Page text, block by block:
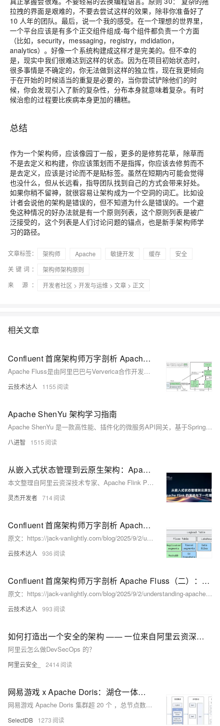
拉拽的界面是艰难的，不要去尝试这样的效果，除非你准备好了
10 人年的团队。 最后，说一个我的感受。在一个理想的世界里，
一个平台应该是有多个正交组件组成-每个组件都负责一个方面
（比如，security，messaging，registry，mdidation，
analytics）。好像一个系统构建成这样才是完美的。 但不幸的
是，现实中我们很难达到这样的状态。因为在项目初始状态时，
很多事情是不确定的，你无法做到这样的独立性，现在我更倾向
于在开始的时候适当的重复是必要的，当你尝试铲除他们的时
候，你会发现引入了新的复杂性，分布本身就意味着复杂。有时
候治愈的过程要比疾病本身更加的糟糕。
总结
作为一个架构师，应该像园丁一般，更多的是修剪花草，除草而
不是去定义和构建，你应该策划而不是指挥，你应该去修剪而不
是去定义，应该是讨论而不是贴标签。 虽然在短期内可能会觉得
也没什么，但从长远看，指导团队找到自己的方式会带来好处。
如果你稍不留神，就很容易让架构成为一个空洞的词汇。比如设
计者会说他的架构是错误的，但不知道为什么是错误的。一个避
免这种情况的好办法就是有一个原则列表，这个原则列表是被广
泛接受的，这个列表是人们讨论问题的锚点，也是新手架构师学
习的路径。
文章标签： 架构师 Apache 敏捷开发 缓存
安全
关键词：
架构师架构原则
来 源：
开发者社区 > 开发与运维 > 文章 > 正文
相关文章
Confluent 首席架构师万字剖析 Apache Fluss（一）：核心概念
Apache Fluss是由阿里巴巴与Ververica合作开发的Flink表存储引擎，旨在提供低延迟、高效率的实时数据存储与变更日志支持。其采用TabletServer与CoordinatorServer架构，结合RocksDB和列式存储，实现主键表与日志表的统一管理，并通过客户端抽象整合湖仓历史数据，弥补Paimon在实时场景下的性能短板。
云技术达人 1155
Apache ShenYu 架构学习指南
Apache ShenYu 是一款高性能、插件化的微服务API网关，基于Spring WebFlux + Reactor 构建，支持多协议、动态配置与实时数据同步。本指南以通俗类比和实战路径，带你深入理解其架构设计、核心流程与源码实现，助力快速掌握并参与贡献。
八进智 1515
从嵌入式状态管理到云原生架构：Apache Flink 的演进与下一代增量计算范式
本文整理自阿里云资深技术专家、Apache Flink PMC 成员梅源在 Flink Forward Asia 新加坡 2025上的分享，深入解析 Flink 状态管理系统的发展历程，从核心设计到 Flink 2.0 存算分离架构，并展望未来基于流批一体的通用增量计算方向。
灵杰开发者 714
Confluent 首席架构师万字剖析 Apache Fluss（三）：湖流一体
原文：https://jack-vanlightly.com/blog/2025/9/2/understanding-apache-fluss 作者：Jack Vanlightly 翻译：Wayne Wang@腾讯 译注：Jack Vanlightly 是一位专注于数据系统底层架构的知名技术博主，他的文章以篇幅长、细节丰富而闻名。目前 Jack 就职于 Confluent，担任首席技术架构师，因此这篇 Fluss 深度分析文章，具备一定的客观参考意义。译文拆成了三篇文章，本文是第二篇。
云技术达人 936
Confluent 首席架构师万字剖析 Apache Fluss（二）：核心架构
原文：https://jack-vanlightly.com/blog/2025/9/2/understanding-apache-fluss 作者：Jack Vanlightly 翻译：Wayne Wang@腾讯 译注：Jack Vanlightly 是一位专注于数据系统底层架构的知名技术博主，他的文章以篇幅长、细节丰富而闻名。目前 Jack 就职于 Confluent，担任首席技术架构师，因此这篇 Fluss 深度分析文章，具备一定的客观参考意义。译文拆成了三篇文章，本文是第二篇。
云技术达人 993
如何打造出一个安全的架构 —— 一位来自阿里云资深架构师的实践经验分享
阿里云怎么做DevSecOps 的？
阿里云安全_ 2414
网易游戏 x Apache Doris：湖仓一体架构演进之路
网易游戏 Apache Doris 集群超 20 个 ，总节点数百个，已对接内部 200+ 项目，日均查询量超过 1500 万，总存储数据量 PB 级别。
SelectDB 1273